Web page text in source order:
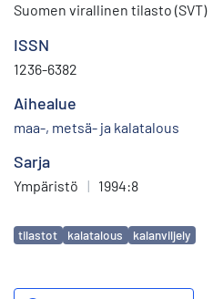
Suomen virallinen tilasto (SVT)
ISSN
1236-6382
Aihealue
maa-, metsä- ja kalatalous
Sarja
Ympäristö | 1994:8
Avainsanat
tilastot kalatalous kalanviljely